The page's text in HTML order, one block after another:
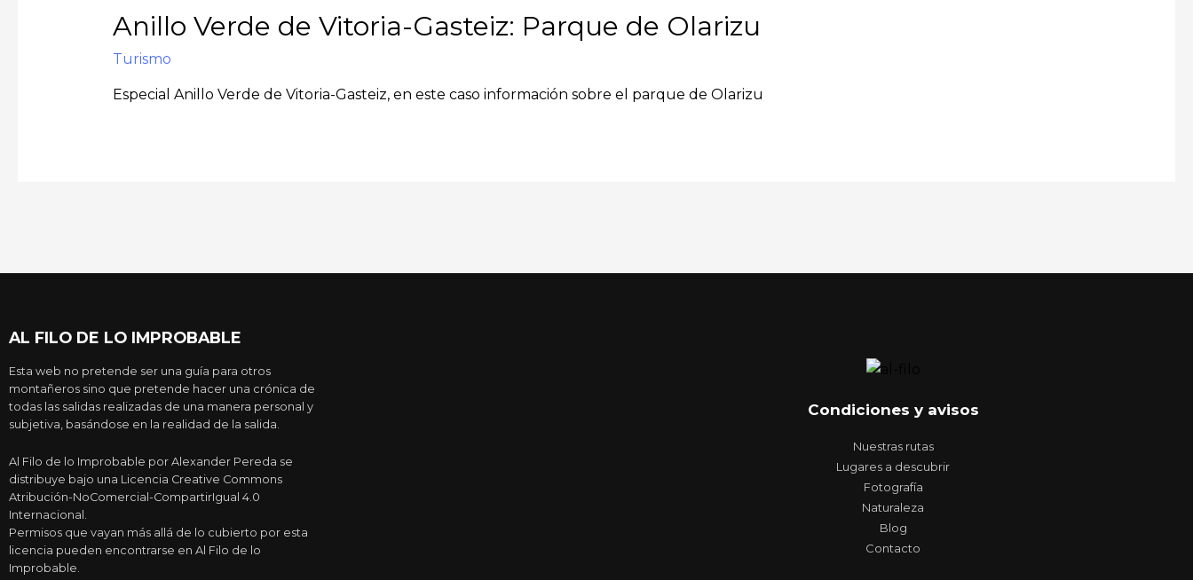
Anillo Verde de Vitoria-Gasteiz: Parque de Olarizu
Turismo
Especial Anillo Verde de Vitoria-Gasteiz, en este caso información sobre el parque de Olarizu
AL FILO DE LO IMPROBABLE
Esta web no pretende ser una guía para otros
montañeros sino que pretende hacer una crónica de
todas las salidas realizadas de una manera personal y
subjetiva, basándose en la realidad de la salida.
Al Filo de lo Improbable por Alexander Pereda se
distribuye bajo una Licencia Creative Commons
Atribución-NoComercial-CompartirIgual 4.0
Internacional.
Permisos que vayan más allá de lo cubierto por esta
licencia pueden encontrarse en Al Filo de lo
Improbable.
Condiciones y avisos
Nuestras rutas
Lugares a descubrir
Fotografía
Naturaleza
Blog
Contacto